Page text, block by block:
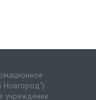
Новгород")
учреждение